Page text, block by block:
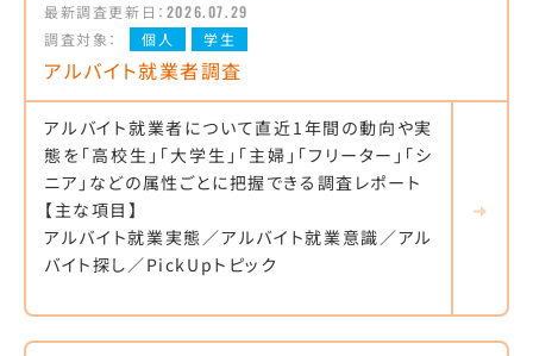
最新調査更新日： 2026.07.29
調査対象：
個人 学生
アルバイト就業者調査
アルバイト就業者について直近1年間の動向や実
態を「高校生」「大学生」「主婦」「フリーター」「シ
ニア」などの属性ごとに把握できる調査レポート
【主な項目】
アルバイト就業実態／アルバイト就業意識／アル
バイト探し／PickUpトピック